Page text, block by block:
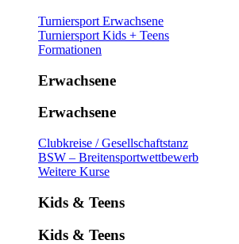
Turniersport Erwachsene
Turniersport Kids + Teens
Formationen
Erwachsene
Erwachsene
Clubkreise / Gesellschaftstanz
BSW – Breitensportwettbewerb
Weitere Kurse
Kids & Teens
Kids & Teens